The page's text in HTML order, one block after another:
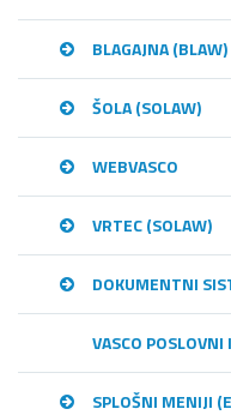
BLAGAJNA (BLAW)
ŠOLA (SOLAW)
WEBVASCO
VRTEC (SOLAW)
DOKUMENTNI
VASCO
SPLOŠNI MENIJI